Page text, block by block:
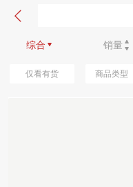
综合 销量
新品优先
仅看有货 商品类型